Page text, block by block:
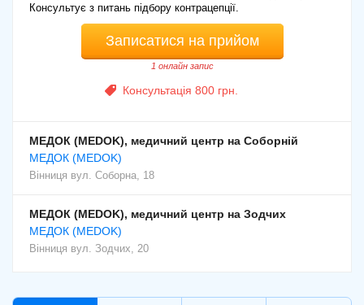
Консультує з питань підбору контрацепції.
Записатися на прийом
1 онлайн запис
Консультація 800 грн.
МЕДОК (MEDOK), медичний центр на Соборній
МЕДОК (MEDOK)
Вінниця вул. Соборна, 18
МЕДОК (MEDOK), медичний центр на Зодчих
МЕДОК (MEDOK)
Вінниця вул. Зодчих, 20